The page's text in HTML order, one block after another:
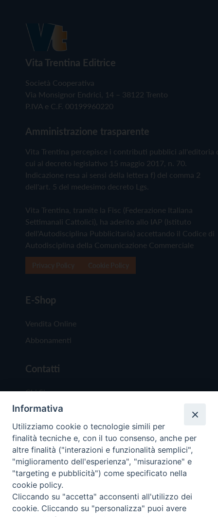
Vita Trentina Editrice
Società Cooperativa
Via Monsignor Endrici, 14 – 38122 Trento
P.IVA e C.F. 00199960220
Amministrazione trasparente
Vita Trentina percepisce i contributi pubblici all'editoria
cui al decreto legislativo 15 maggio 2017, n. 70.
Indicazione resa ai sensi della lettera f) del comma 2
dell'art. 5 del medesimo decreto Lgs.
Vita Trentina, tramite la Fisc (Federazione Italiana
Settimanali Cattolici), ha aderito allo IAP (Istituto
dell'Autodisciplina Pubblicitaria) accettando il Codice di
Autodisciplina della Comunicazione Commerciale
E-Shop
Vendita Online
Abbonamenti
Contatti
Chi Siamo
Redazione
Scrivici
Copyright © 2019 - Tutti i diritti riservati - Vita
Trentina Editrice
Informativa
Utilizziamo cookie o tecnologie simili per
finalità tecniche e, con il tuo consenso, anche per
altre finalità ("interazioni e funzionalità semplici",
"miglioramento dell'esperienza", "misurazione" e
"targeting e pubblicità") come specificato nella
cookie policy.
Cliccando su "accetta" acconsenti all'utilizzo dei
cookie. Cliccando su "personalizza" puoi avere